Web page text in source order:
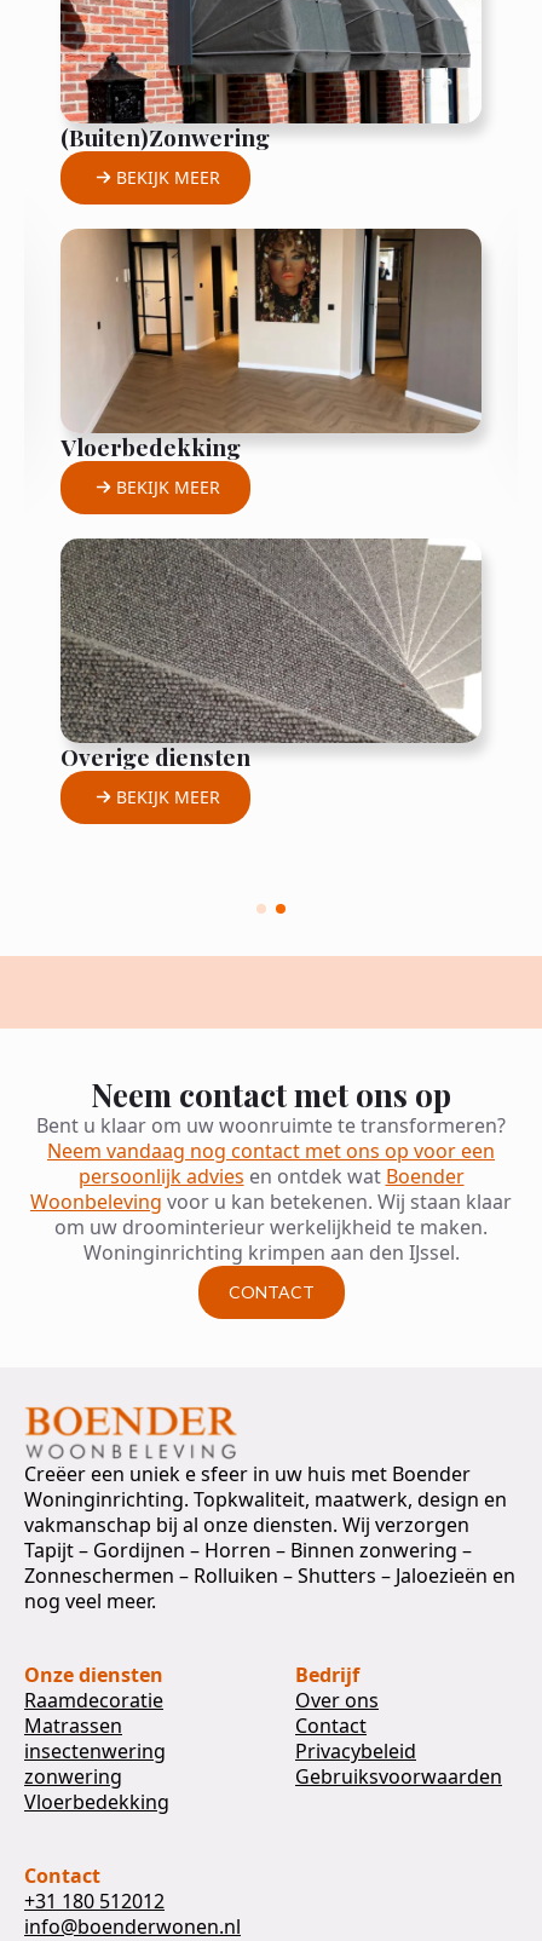
(Buiten)Zonwering
BEKIJK MEER
Vloerbedekking
BEKIJK MEER
Overige diensten
BEKIJK MEER
Neem contact met ons op
Bent u klaar om uw woonruimte te transformeren?
Neem vandaag nog contact met ons op voor een
persoonlijk advies en ontdek wat Boender
Woonbeleving voor u kan betekenen. Wij staan klaar
om uw droominterieur werkelijkheid te maken.
Woninginrichting krimpen aan den IJssel.
CONTACT
Creëer een uniek e sfeer in uw huis met Boender
Woninginrichting. Topkwaliteit, maatwerk, design en
vakmanschap bij al onze diensten. Wij verzorgen
Tapijt – Gordijnen – Horren – Binnen zonwering –
Zonneschermen – Rolluiken – Shutters – Jaloezieën en
nog veel meer.
Onze diensten
Raamdecoratie
Matrassen
insectenwering
zonwering
Vloerbedekking
Bedrijf
Over ons
Contact
Privacybeleid
Gebruiksvoorwaarden
Contact
+31 180 512012
info@boenderwonen.nl